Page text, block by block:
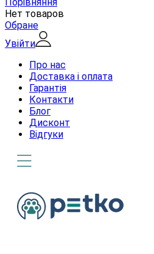
Порівняння
Нет товаров
Обране
Увійти
Про нас
Доставка і оплата
Гарантія
Контакти
Блог
Дисконт
Відгуки